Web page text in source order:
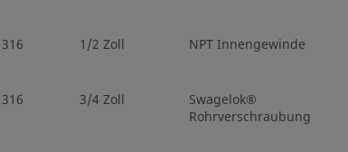
1/2 Zoll NPT Innengewinde
3/4 Zoll
Swagelok®
Rohrverschraubung